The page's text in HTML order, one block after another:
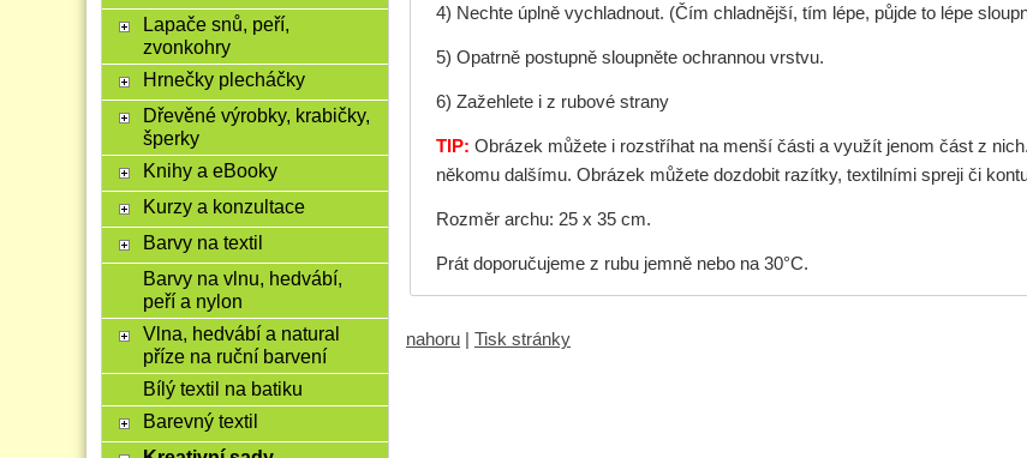
4) Nechte úplně vychladnout. (Čím chladnější, tím lépe, půjde to lépe
5) Opatrně postupně sloupněte ochrannou vrstvu.
6) Zažehlete i z rubové strany
TIP: Obrázek můžete i rozstříhat na menší části a využít jenom část z
někomu dalšímu. Obrázek můžete dozdobit razítky, textilními spreji či
Rozměr archu: 25 x 35 cm.
Prát doporučujeme z rubu jemně nebo na 30°C.
nahoru Tisk stránky
Lapače snů, peří,
zvonkohry
Hrnečky plecháčky
Dřevěné výrobky, krabičky,
šperky
Knihy a eBooky
Kurzy a konzultace
Barvy na textil
Barvy na vlnu, hedvábí,
peří a nylon
Vlna, hedvábí a natural
příze na ruční barvení
Bílý textil na batiku
Barevný textil